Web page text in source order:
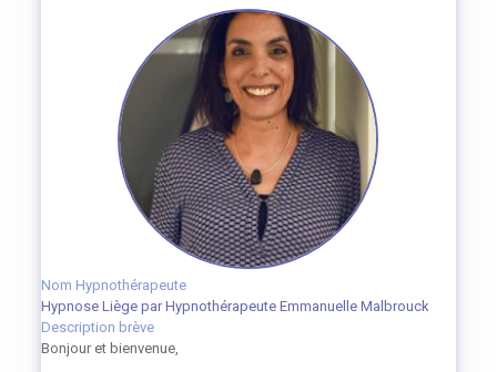
Nom Hypnothérapeute
Hypnose Liège par Hypnothérapeute Emmanuelle Malbrouck
Description brève
Bonjour et bienvenue,